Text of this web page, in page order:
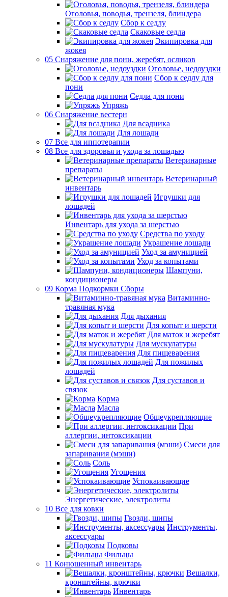
Оголовья, поводья, трензеля, блиндера
Сбор к седлу
Скаковые седла
Экипировка для
жокея
05 Снаряжение для пони, жеребят, осликов
Оголовье, недоуздки
Сбор к седлу для
пони
Седла для пони
Упряжь
06 Снаряжение вестерн
Для всадника
Для лошади
07 Все для иппотерапии
08 Все для здоровья и ухода за лошадью
Ветеринарные
препараты
Ветеринарный
инвентарь
Игрушки для
лошадей
Инвентарь для ухода за шерстью
Средства по уходу
Украшение лошади
Уход за амуницией
Уход за копытами
Шампуни,
кондиционеры
09 Корма Подкормки Сборы
Витаминно-
травяная мука
Для дыхания
Для копыт и шерсти
Для маток и жеребят
Для мускулатуры
Для пищеварения
Для пожилых
лошадей
Для суставов и
связок
Корма
Масла
Общеукрепляющие
При
аллергии, интоксикации
Смеси для
запаривания (мэши)
Соль
Угощения
Успокаивающие
Энергетические, электролиты
10 Все для ковки
Гвозди, шипы
Инструменты,
аксессуары
Подковы
Фильцы
11 Конюшенный инвентарь
Вешалки,
кронштейны, крючки
Инвентарь